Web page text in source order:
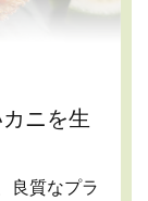
ニを生
良質なプラ